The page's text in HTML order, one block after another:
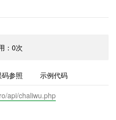
：0次
参照 示例代码
api/chaliwu.php